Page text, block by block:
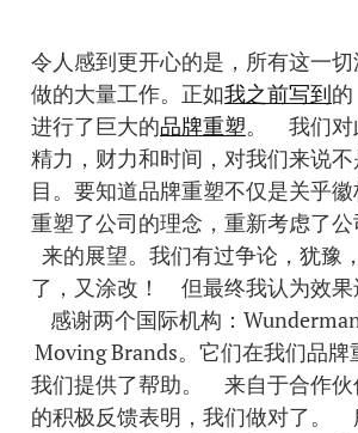
令人感到更开心的是，所有这一
做的大量工作。正如我之前写到
进行了巨大的品牌重塑。 我们对
精力，财力和时间，对我们来说
目。要知道品牌重塑不仅是关乎
重塑了公司的理念，重新考虑了
来的展望。我们有过争论，犹豫
了，又涂改！ 但最终我认为效果
感谢两个国际机构：
Moving Brands。它们在我们品牌
我们提供了帮助。 来自于合作伙
的积极反馈表明，我们做对了。